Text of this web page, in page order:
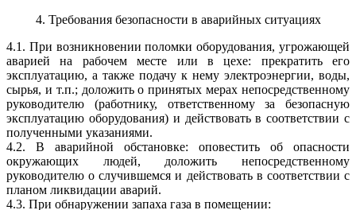
4. Требования безопасности в аварийных ситуациях
4.1. При возникновении поломки оборудования, угрожающей
аварией на рабочем месте или в цехе: прекратить его
эксплуатацию, а также подачу к нему электроэнергии, воды,
сырья, и т.п.; доложить о принятых мерах непосредственному
руководителю (работнику, ответственному за безопасную
эксплуатацию оборудования) и действовать в соответствии с
полученными указаниями.
4.2. В аварийной обстановке: оповестить об опасности
окружающих людей, доложить непосредственному
руководителю о случившемся и действовать в соответствии с
планом ликвидации аварий.
4.3. При обнаружении запаха газа в помещении: